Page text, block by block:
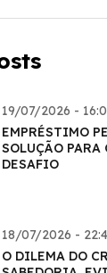
19/07/2026 -
EMPRÉSTIMO
SOLUÇÃO PARA
DESAFIO
18/07/2026 -
O DILEMA DO